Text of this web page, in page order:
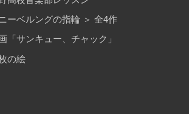
ーベルングの指輪 ＞ 全4作
「サンキュー、チャック」
の絵